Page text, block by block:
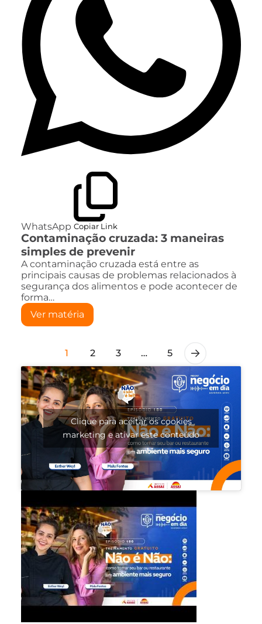
WhatsApp Copiar Link
Contaminação cruzada: 3 maneiras
simples de prevenir
A contaminação cruzada está entre as
principais causas de problemas relacionados à
segurança dos alimentos e pode acontecer de
forma…
Ver matéria
1 2 3 … 5
Clique para aceitar os cookies
marketing e ativar este conteúdo